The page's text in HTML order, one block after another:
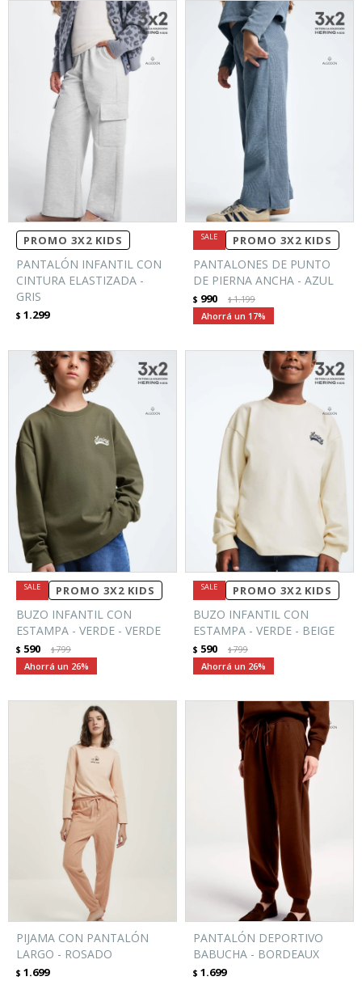
PROMO 3X2 KIDS
PANTALÓN INFANTIL CON
CINTURA ELASTIZADA -
GRIS
$ 1.299
PROMO 3X2 KIDS
PANTALONES DE PUNTO
DE PIERNA ANCHA - AZUL
$ 990 $1.199
17
PROMO 3X2 KIDS
BUZO INFANTIL CON
ESTAMPA - VERDE - VERDE
$ 590 $799
26
PROMO 3X2 KIDS
BUZO INFANTIL CON
ESTAMPA - VERDE - BEIGE
$ 590 $799
26
PIJAMA CON PANTALÓN
LARGO - ROSADO
$ 1.699
PANTALÓN DEPORTIVO
BABUCHA - BORDEAUX
$ 1.699